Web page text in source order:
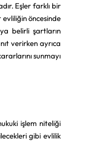
Eşler farklı bir
öncesinde
belirli şartların
verirken ayrıca
sunmayı
işlem niteliği
gibi evlilik